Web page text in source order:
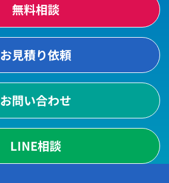
無料相談
お見積り依頼
お問い合わせ
LINE相談